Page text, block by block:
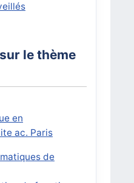
le thème
en
ac. Paris
de